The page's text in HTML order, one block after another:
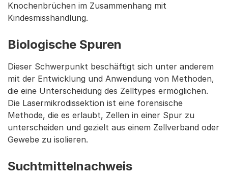
Knochenbrüchen im Zusammenhang mit
Kindesmisshandlung.
Biologische Spuren
Dieser Schwerpunkt beschäftigt sich unter anderem
mit der Entwicklung und Anwendung von Methoden,
die eine Unterscheidung des Zelltypes ermöglichen.
Die Lasermikrodissektion ist eine forensische
Methode, die es erlaubt, Zellen in einer Spur zu
unterscheiden und gezielt aus einem Zellverband oder
Gewebe zu isolieren.
Suchtmittelnachweis